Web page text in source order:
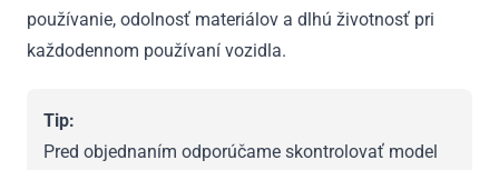
používanie, odolnosť materiálov a dlhú životnosť pri
každodennom používaní vozidla.
Tip:
Pred objednaním odporúčame skontrolovať model